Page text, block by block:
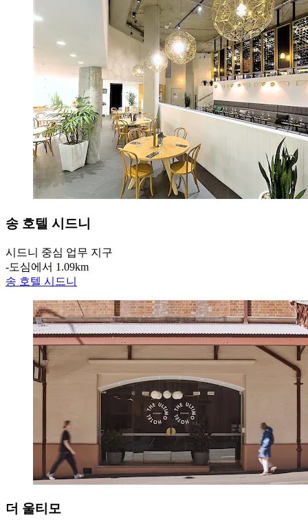
송 호텔 시드니
시드니 중심 업무 지구
‐도심에서 1.09km
송 호텔 시드니
더 울티모